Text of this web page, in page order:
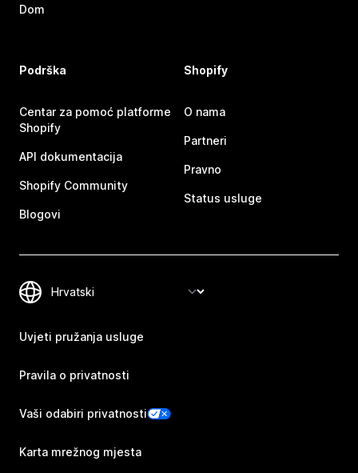
Dom
Podrška
Centar za pomoć platforme
Shopify
API dokumentacija
Shopify Community
Blogovi
Shopify
O nama
Partneri
Pravno
Status usluge
Uvjeti pružanja usluge
Pravila o privatnosti
Vaši odabiri privatnosti
Karta mrežnog mjesta